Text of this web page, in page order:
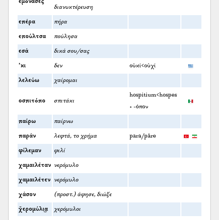
εμόνασες
διανυκτέρευση
επέρα πήρα
επούλτσα πούλησα
εσά δικά σου/σας
’κι δεν οὐκί<οὐχί
λελεύω χαίρομαι
οσπιτόπο σπιτάκι
hospitium<hospes
+ -όπον
παίρω παίρνω
παράν λεφτά, το χρήμα para/pāre
φίλεμαν φιλί
χαμαιλέταν νερόμυλο
χαμαιλέτεν νερόμυλο
χάσον (προστ.) άφησε, διώξε
χ̌ερομύλι͜α χερόμυλοι